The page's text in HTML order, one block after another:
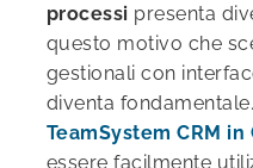
processi presenta
questo motivo che
gestionali con
diventa fondamentale.
TeamSystem CRM in
essere facilmente